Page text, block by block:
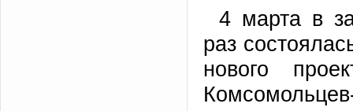
4 марта в
раз
нового